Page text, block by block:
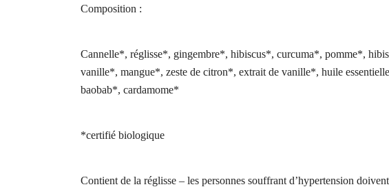
Composition :
Cannelle*, réglisse*, gingembre*, hibiscus*, curcuma*, pomme*,
vanille*, mangue*, zeste de citron*, extrait de vanille*, huile
baobab*, cardamome*
*certifié biologique
Contient de la réglisse – les personnes souffrant d’hypertension